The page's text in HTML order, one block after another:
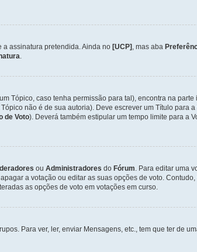
a assinatura pretendida. Ainda no [UCP] , mas aba
.
Tópico, caso tenha permissão para tal), encontra na
não é de sua autoria). Deve escrever um Título para
de Voto). Deverá também estipular um tempo limite para a
ou Administradores do Fórum. Para editar uma
a votação ou editar as suas opções de voto. Contudo,
as opções de voto em votações em curso.
Para ver, ler, enviar Mensagens, etc., tem que ter de